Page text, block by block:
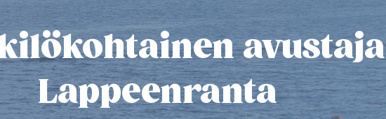
avustaja
Lappeenranta